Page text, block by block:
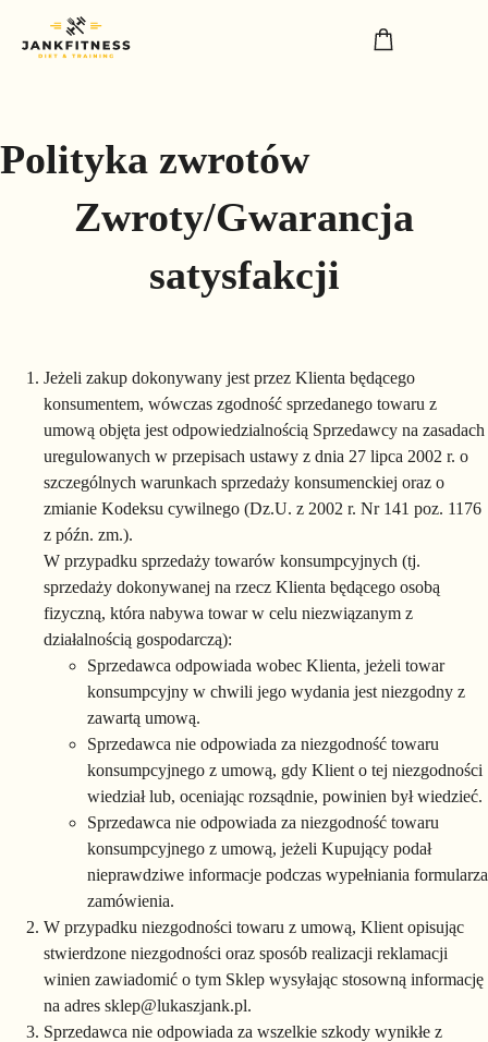
Polityka zwrotów
Zwroty/Gwarancja
satysfakcji
Jeżeli zakup dokonywany jest przez Klienta będącego
konsumentem, wówczas zgodność sprzedanego towaru z
umową objęta jest odpowiedzialnością Sprzedawcy na zasadach
uregulowanych w przepisach ustawy z dnia 27 lipca 2002 r. o
szczególnych warunkach sprzedaży konsumenckiej oraz o
zmianie Kodeksu cywilnego (Dz.U. z 2002 r. Nr 141 poz. 1176
z późn. zm.).
W przypadku sprzedaży towarów konsumpcyjnych (tj.
sprzedaży dokonywanej na rzecz Klienta będącego osobą
fizyczną, która nabywa towar w celu niezwiązanym z
działalnością gospodarczą):
Sprzedawca odpowiada wobec Klienta, jeżeli towar
konsumpcyjny w chwili jego wydania jest niezgodny z
zawartą umową.
Sprzedawca nie odpowiada za niezgodność towaru
konsumpcyjnego z umową, gdy Klient o tej niezgodności
wiedział lub, oceniając rozsądnie, powinien był wiedzieć.
Sprzedawca nie odpowiada za niezgodność towaru
konsumpcyjnego z umową, jeżeli Kupujący podał
nieprawdziwe informacje podczas wypełniania formularza
zamówienia.
W przypadku niezgodności towaru z umową, Klient opisując
stwierdzone niezgodności oraz sposób realizacji reklamacji
winien zawiadomić o tym Sklep wysyłając stosowną informację
na adres sklep@lukaszjank.pl.
Sprzedawca nie odpowiada za wszelkie szkody wynikłe z